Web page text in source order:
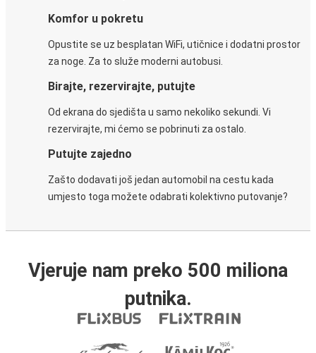
Komfor u pokretu
Opustite se uz besplatan WiFi, utičnice i dodatni prostor
za noge. Za to služe moderni autobusi.
Birajte, rezervirajte, putujte
Od ekrana do sjedišta u samo nekoliko sekundi. Vi
rezervirajte, mi ćemo se pobrinuti za ostalo.
Putujte zajedno
Zašto dodavati još jedan automobil na cestu kada
umjesto toga možete odabrati kolektivno putovanje?
Vjeruje nam preko 500 miliona
putnika.